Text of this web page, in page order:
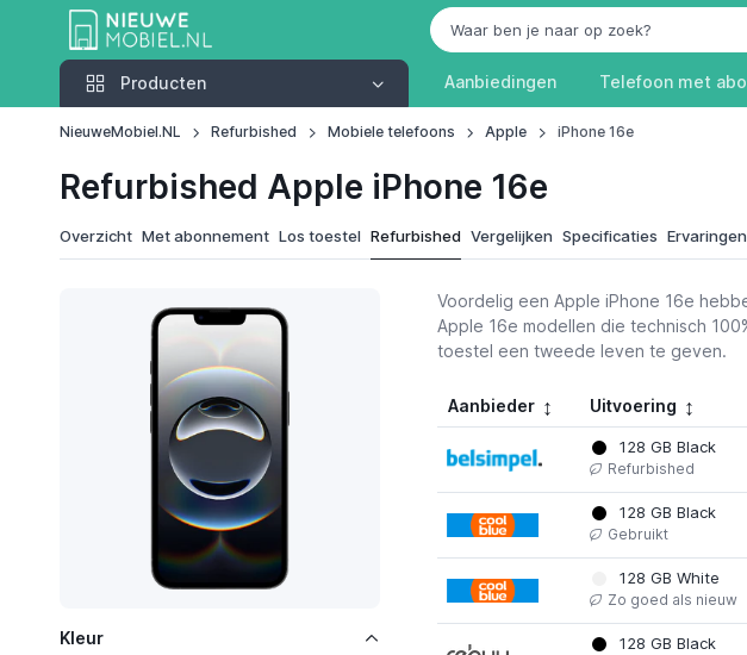
Producten
Producten Aanbiedingen Telefoon met
NieuweMobiel.NL Refurbished Mobiele telefoons Apple iPhone 16e
Refurbished Apple iPhone 16e
Overzicht Met abonnement Los toestel Refurbished Vergelijken Specificaties Ervaringen
Kleur
Voordelig een Apple iPhone 16e
Apple 16e modellen die technisch
toestel een tweede leven te geven.
Aanbieder Uitvoering
128 GB Black
Refurbished
128 GB Black
Gebruikt
128 GB White
Zo goed als nieuw
128 GB Black